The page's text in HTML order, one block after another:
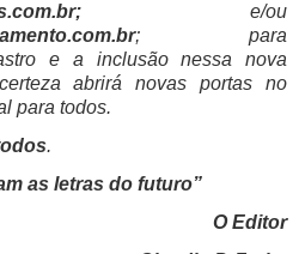
e/ou
; para
e a inclusão nessa nova
abrirá novas portas no
para todos.
.
as letras do futuro”
O Editor